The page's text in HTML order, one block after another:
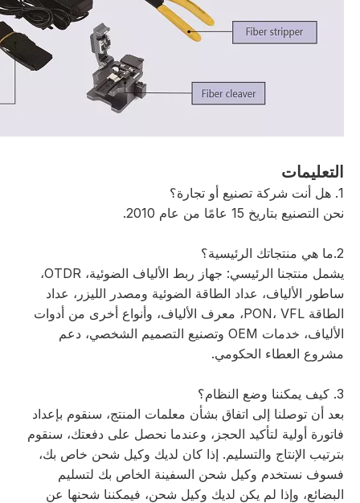
التعليمات
1. هل أنت شركة تصنيع أو تجارة؟
نحن التصنيع بتاريخ 15 عامًا من عام 2010.
2.ما هي منتجاتك الرئيسية؟
يشمل منتجنا الرئيسي: جهاز ربط الألياف الضوئية، OTDR،
ساطور الألياف، عداد الطاقة الضوئية ومصدر الليزر، عداد
الطاقة PON، VFL، معرف الألياف، وأنواع أخرى من أدوات
الألياف، خدمات OEM وتصنيع التصميم الشخصي، دعم
مشروع العطاء الحكومي.
3. كيف يمكننا وضع النظام؟
بعد أن توصلنا إلى اتفاق بشأن معلمات المنتج، سنقوم بإعداد
فاتورة أولية لتأكيد الحجز، وعندما نحصل على دفعتك، سنقوم
بترتيب الإنتاج والتسليم. إذا كان لديك وكيل شحن خاص بك،
فسوف نستخدم وكيل شحن السفينة الخاص بك لتسليم
البضائع، وإذا لم يكن لديك وكيل شحن، فيمكننا شحنها عن